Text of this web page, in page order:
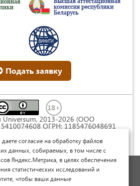
Подать заявку
2013-2026 (ООО
ОГРН: 1185476048691
(«Атрибуция») 4.0
персональных данных
Договор оферты
согласие на обработку файлов
данных, собираемых, в том числе с
Яндекс.Метрика, в целях обеспечения
статистических исследований и
чтобы ваши данные